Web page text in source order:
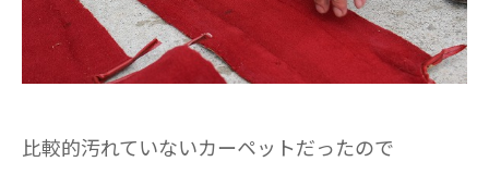
比較的汚れていないカーペットだったので